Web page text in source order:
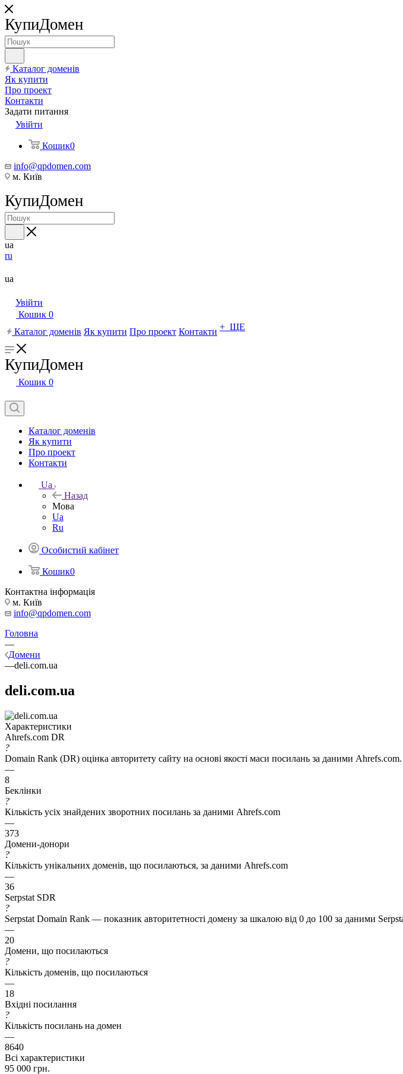
КупиДомен
Каталог доменів
Як купити
Про проект
Контакти
Задати питання
Увійти
Кошик0
info@qpdomen.com
м. Київ
КупиДомен
ua
ru
ua
Увійти
Кошик 0
Каталог доменів Як купити Про проект Контакти + ЩЕ
КупиДомен
Кошик 0
Каталог доменів
Як купити
Про проект
Контакти
Ua
Назад
Мова
Ua
Ru
Особистий кабінет
Кошик0
Контактна інформація
м. Київ
info@qpdomen.com
Головна
—
Домени
—deli.com.ua
deli.com.ua
Характеристики
Ahrefs.com DR
?
Domain Rank (DR) оцінка авторитету сайту на основі якості маси посилань за даними
—
8
Беклінки
?
Кількість усіх знайдених зворотних посилань за даними Ahrefs.com
—
373
Домени-донори
?
Кількість унікальних доменів, що посилаються, за даними Ahrefs.com
—
36
Serpstat SDR
?
Serpstat Domain Rank — показник авторитетності домену за шкалою від 0 до 100 за даними
—
20
Домени, що посилаються
?
Кількість доменів, що посилаються
—
18
Вхідні посилання
?
Кількість посилань на домен
—
8640
Всі характеристики
95 000 грн.